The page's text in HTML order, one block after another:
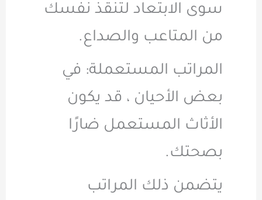
سوى الابتعاد لتنقذ نفسك
من المتاعب والصداع.
المراتب المستعملة: في
بعض الأحيان ، قد يكون
الأثاث المستعمل ضارًا
بصحتك.
يتضمن ذلك المراتب